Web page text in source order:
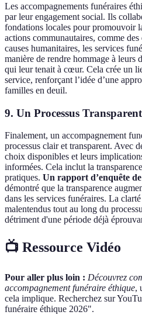
Les accompagnements funéraires
par leur engagement social. Ils
fondations locales pour promouvoir
actions communautaires, comme
causes humanitaires, les services
manière de rendre hommage à leurs
qui leur tenait à cœur. Cela crée un
service, renforçant l’idée d’une
familles en deuil.
9. Un Processus
Finalement, un accompagnement
processus clair et transparent. Avec
choix disponibles et leurs
informées. Cela inclut la
pratiques. Un rapport d’enquête
démontré que la transparence
dans les services funéraires. La
malentendus tout au long du
détriment d'une période déjà
📺 Ressource Vidéo
Pour aller plus loin : Découvrez
accompagnement funéraire éthique,
cela implique. Recherchez sur
funéraire éthique 2026".